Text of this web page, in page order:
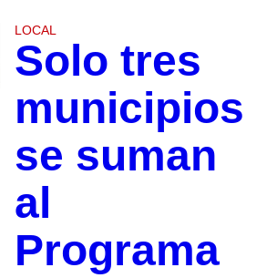
LOCAL
Solo tres
municipios
se suman
al
Programa